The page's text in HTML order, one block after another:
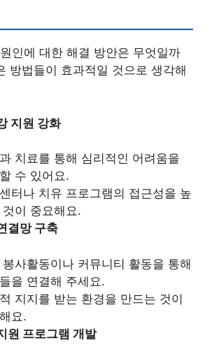
인에 대한 해결 방안은 무엇일까
방법들이 효과적일 것으로 생각해
지원 강화
치료를 통해 심리적인 어려움을
수 있어요.
터나 치유 프로그램의 접근성을 높
것이 중요해요.
결망 구축
봉사활동이나 커뮤니티 활동을 통해
을 연결해 주세요.
지지를 받는 환경을 만드는 것이
요.
원 프로그램 개발